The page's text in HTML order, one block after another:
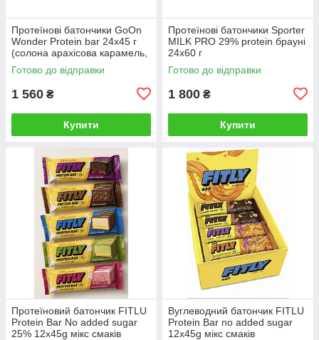
Протеїнові батончики GoOn
Wonder Protein bar 24х45 г
(солона арахісова карамель,
бананова карамель)
Готово до відправки
1 560 ₴
Купити
Протеїнові батончики Sporter
MILK PRO 29% protein брауні
24х60 г
Готово до відправки
1 800 ₴
Купити
Протеїновий батончик FITLU
Protein Bar No added sugar
25% 12x45g мікс смаків
Вуглеводний батончик FITLU
Protein Bar no added sugar
12x45g мікс смаків